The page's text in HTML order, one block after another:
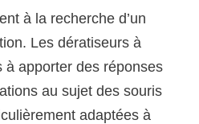
à la recherche d’un
Les dératiseurs à
à apporter des réponses
au sujet des souris
adaptées à